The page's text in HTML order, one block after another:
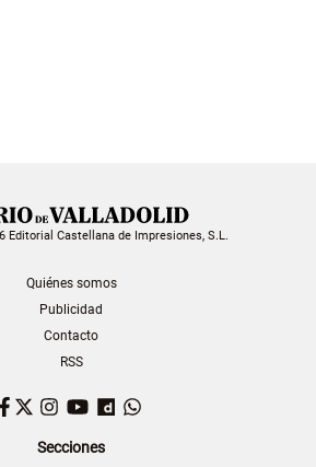
Editorial Castellana de Impresiones, S.L.
Quiénes somos
Publicidad
Contacto
RSS
Facebook
TwitterInstagram
YouTubeDailymotion
Secciones